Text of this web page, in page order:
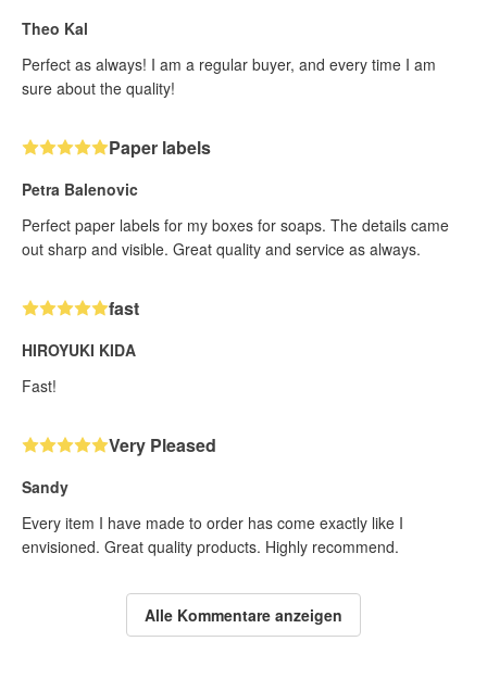
Theo Kal
Perfect as always! I am a regular buyer, and every time I am
sure about the quality!
Paper labels
Petra Balenovic
Perfect paper labels for my boxes for soaps. The details came
out sharp and visible. Great quality and service as always.
fast
HIROYUKI KIDA
Fast!
Very Pleased
Sandy
Every item I have made to order has come exactly like I
envisioned. Great quality products. Highly recommend.
Alle Kommentare anzeigen